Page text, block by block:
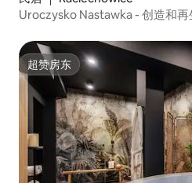
Uroczysko Nastawka - 创造和再
超赞房东
超赞房东